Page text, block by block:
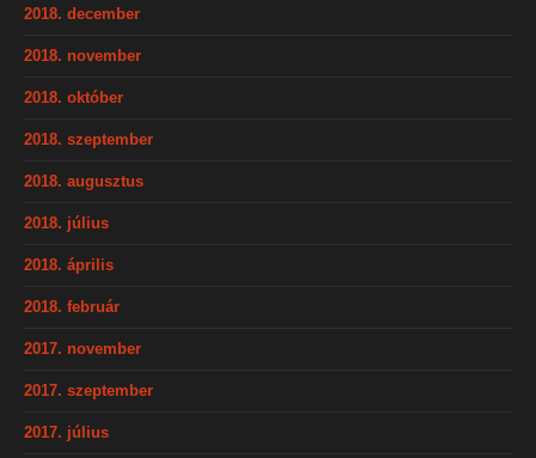
2018. december
2018. november
2018. október
2018. szeptember
2018. augusztus
2018. július
2018. április
2018. február
2017. november
2017. szeptember
2017. július